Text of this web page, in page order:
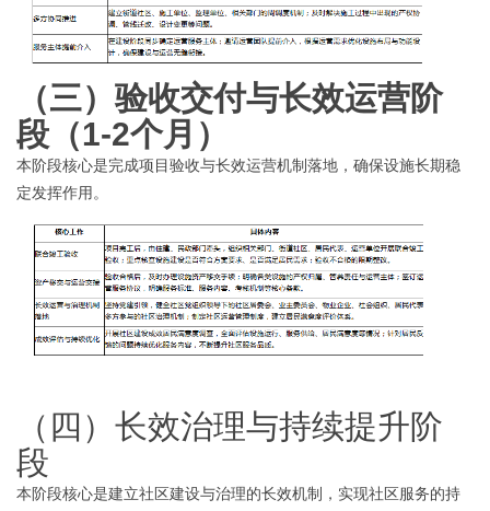
（三）验收交付与长效运营阶
段（1-2个月）
本阶段核心是完成项目验收与长效运营机制落地，确保设施长期稳
定发挥作用。
（四）长效治理与持续提升阶
段
本阶段核心是建立社区建设与治理的长效机制，实现社区服务的持